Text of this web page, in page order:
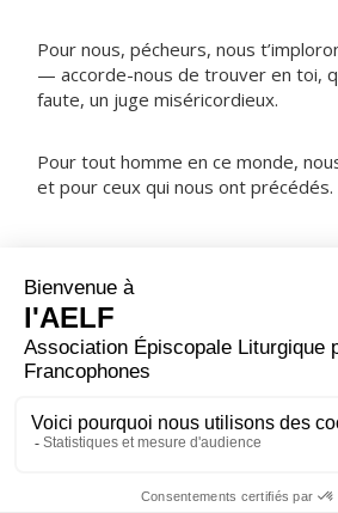
Pour nous, pécheurs, nous
— accorde-nous de trouver en toi,
faute, un juge miséricordieux.
Pour tout homme en ce monde,
et pour ceux qui nous ont précédés.
ORAISON
Dieu qui as envoyé ton Fils pour
faire de nous tes enfants
croyons au Christ, accorde-nous la
éternelle.